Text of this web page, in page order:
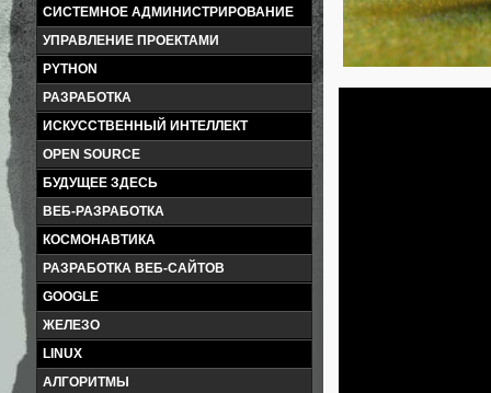
СИСТЕМНОЕ АДМИНИСТРИРОВАНИЕ
УПРАВЛЕНИЕ ПРОЕКТАМИ
PYTHON
РАЗРАБОТКА
ИСКУССТВЕННЫЙ ИНТЕЛЛЕКТ
OPEN SOURCE
БУДУЩЕЕ ЗДЕСЬ
ВЕБ-РАЗРАБОТКА
КОСМОНАВТИКА
РАЗРАБОТКА ВЕБ-САЙТОВ
GOOGLE
ЖЕЛЕЗО
LINUX
АЛГОРИТМЫ